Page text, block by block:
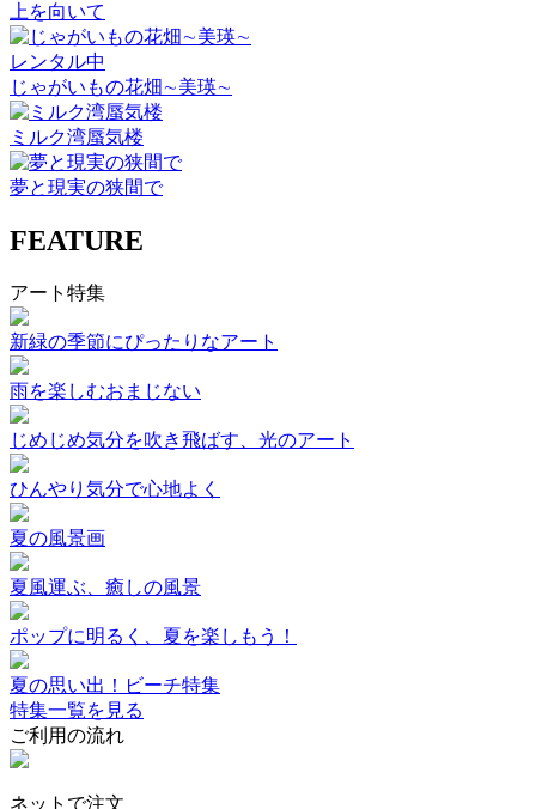
上を向いて
レンタル中
じゃがいもの花畑∼美瑛∼
ミルク湾蜃気楼
夢と現実の狭間で
FEATURE
アート特集
新緑の季節にぴったりなアート
雨を楽しむおまじない
じめじめ気分を吹き飛ばす、光のアート
ひんやり気分で心地よく
夏の風景画
夏風運ぶ、癒しの風景
ポップに明るく、夏を楽しもう！
夏の思い出！ビーチ特集
特集一覧を見る
ご利用の流れ
ネットで注文